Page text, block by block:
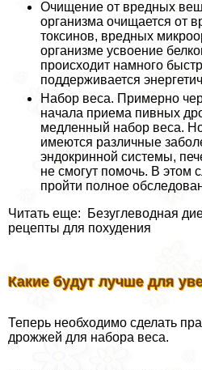
Очищение от вредных
организма очищается от
токсинов, вредных
организме усвоение
происходит намного
поддерживается
Набор веса. Примерно
начала приема пивных
медленный набор веса.
имеются различные
эндокринной системы,
не смогут помочь. В этом
пройти полное
Читать еще: Безуглеводная
рецепты для похудения
Какие будут лучше для
Теперь необходимо сделать
дрожжей для набора веса.